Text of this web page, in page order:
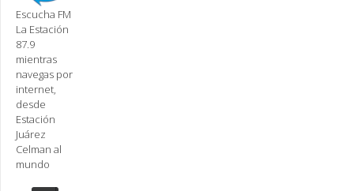
Escucha FM
La Estación
87.9
mientras
navegas por
internet,
desde
Estación
Juárez
Celman al
mundo